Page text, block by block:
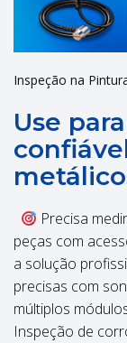
Inspeção na
Use
Precisa
peças com
a solução
precisas com
múltiplos
Inspeção de